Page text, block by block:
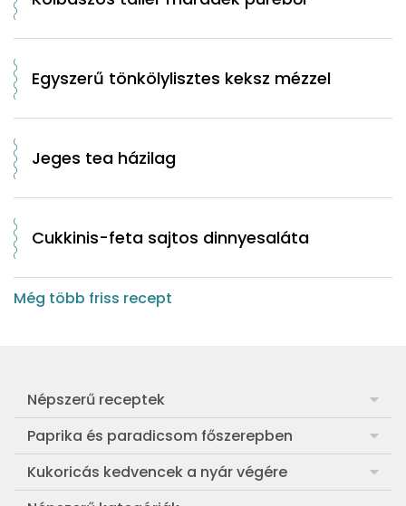
Egyszerű tönkölylisztes keksz mézzel
Jeges tea házilag
Cukkinis-feta sajtos dinnyesaláta
Még több friss recept
Népszerű receptek
Frankfurti leves
Egyszerű muffin
Aranygaluska
Paprika és paradicsom főszerepben
Pan con Tomate
Paradicsom és paprika eltevése télre
Kukoricás kedvencek a nyár végére